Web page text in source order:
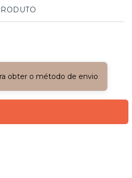
obter o método de envio